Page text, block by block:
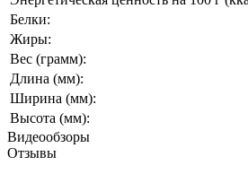
Белки:
Жиры:
Вес (грамм):
Длина (мм):
Ширина (мм):
Высота (мм):
Видеообзоры
Отзывы